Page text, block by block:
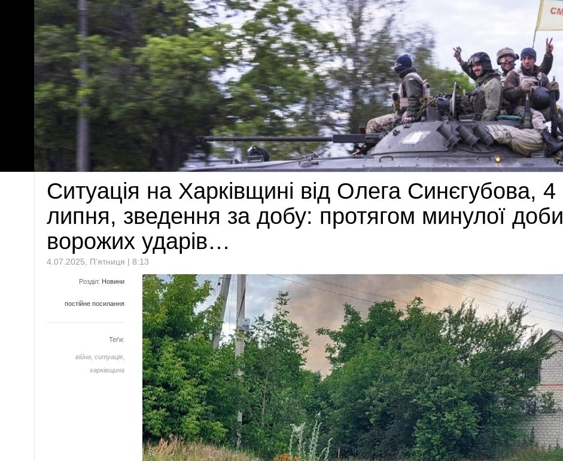
Ситуація на Харківщині від Олега Синєгубова, 4
липня, зведення за добу: протягом минулої доби
ворожих ударів…
4.07.2025, П’ятниця | 8:13
Розділ: Новини
постійне посилання
Теґи:
війна ситуація
харківщина